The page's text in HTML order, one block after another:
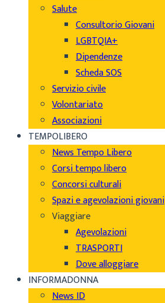
Salute
Consultorio Giovani
LGBTQIA+
Dipendenze
Scheda SOS
Servizio civile
Volontariato
Associazioni
TEMPOLIBERO
News Tempo Libero
Corsi tempo libero
Concorsi culturali
Spazi e agevolazioni giovani
Viaggiare
Agevolazioni
TRASPORTI
Dove alloggiare
INFORMADONNA
News ID